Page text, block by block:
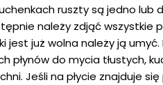
ruszty są jedno lub
należy zdjąć wszystkie
jest już wolna należy ją
płynów do mycia tłustych,
Jeśli na płycie znajduje